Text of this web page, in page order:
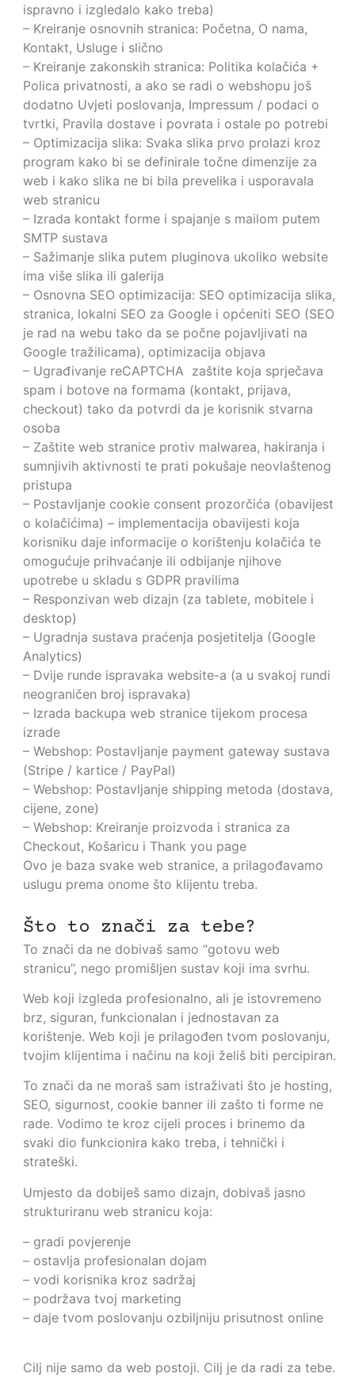
ispravno i izgledalo kako treba)
– Kreiranje osnovnih stranica: Početna, O nama,
Kontakt, Usluge i slično
– Kreiranje zakonskih stranica: Politika kolačića +
Polica privatnosti, a ako se radi o webshopu još
dodatno Uvjeti poslovanja, Impressum / podaci o
tvrtki, Pravila dostave i povrata i ostale po potrebi
– Optimizacija slika: Svaka slika prvo prolazi kroz
program kako bi se definirale točne dimenzije za
web i kako slika ne bi bila prevelika i usporavala
web stranicu
– Izrada kontakt forme i spajanje s mailom putem
SMTP sustava
– Sažimanje slika putem pluginova ukoliko website
ima više slika ili galerija
– Osnovna SEO optimizacija: SEO optimizacija slika,
stranica, lokalni SEO za Google i općeniti SEO (SEO
je rad na webu tako da se počne pojavljivati na
Google tražilicama), optimizacija objava
– Ugrađivanje reCAPTCHA zaštite koja sprječava
spam i botove na formama (kontakt, prijava,
checkout) tako da potvrdi da je korisnik stvarna
osoba
– Zaštite web stranice protiv malwarea, hakiranja i
sumnjivih aktivnosti te prati pokušaje neovlaštenog
pristupa
– Postavljanje cookie consent prozorčića (obavijest
o kolačićima) – implementacija obavijesti koja
korisniku daje informacije o korištenju kolačića te
omogućuje prihvaćanje ili odbijanje njihove
upotrebe u skladu s GDPR pravilima
– Responzivan web dizajn (za tablete, mobitele i
desktop)
– Ugradnja sustava praćenja posjetitelja (Google
Analytics)
– Dvije runde ispravaka website-a (a u svakoj rundi
neograničen broj ispravaka)
– Izrada backupa web stranice tijekom procesa
izrade
– Webshop: Postavljanje payment gateway sustava
(Stripe / kartice / PayPal)
– Webshop: Postavljanje shipping metoda (dostava,
cijene, zone)
– Webshop: Kreiranje proizvoda i stranica za
Checkout, Košaricu i Thank you page
Ovo je baza svake web stranice, a prilagođavamo
uslugu prema onome što klijentu treba.
Što to znači za tebe?
To znači da ne dobivaš samo “gotovu web
stranicu”, nego promišljen sustav koji ima svrhu.
Web koji izgleda profesionalno, ali je istovremeno
brz, siguran, funkcionalan i jednostavan za
korištenje. Web koji je prilagođen tvom poslovanju,
tvojim klijentima i načinu na koji želiš biti percipiran.
To znači da ne moraš sam istraživati što je hosting,
SEO, sigurnost, cookie banner ili zašto ti forme ne
rade. Vodimo te kroz cijeli proces i brinemo da
svaki dio funkcionira kako treba, i tehnički i
strateški.
Umjesto da dobiješ samo dizajn, dobivaš jasno
strukturiranu web stranicu koja:
– gradi povjerenje
– ostavlja profesionalan dojam
– vodi korisnika kroz sadržaj
– podržava tvoj marketing
– daje tvom poslovanju ozbiljniju prisutnost online
Cilj nije samo da web postoji. Cilj je da radi za tebe.